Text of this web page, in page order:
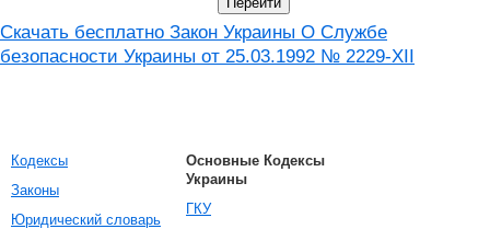
Скачать бесплатно Закон Украины О Службе
безопасности Украины от 25.03.1992 № 2229-XII
Кодексы
Законы
Юридический словарь
Основные Кодексы
Украины
ГКУ